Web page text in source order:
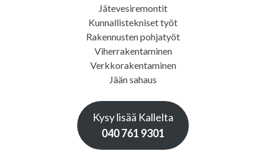
Jätevesiremontit
Kunnallistekniset työt
Rakennusten pohjatyöt
Viherrakentaminen
Verkkorakentaminen
Jään sahaus
Kysy lisää Kallelta
040 761 9301